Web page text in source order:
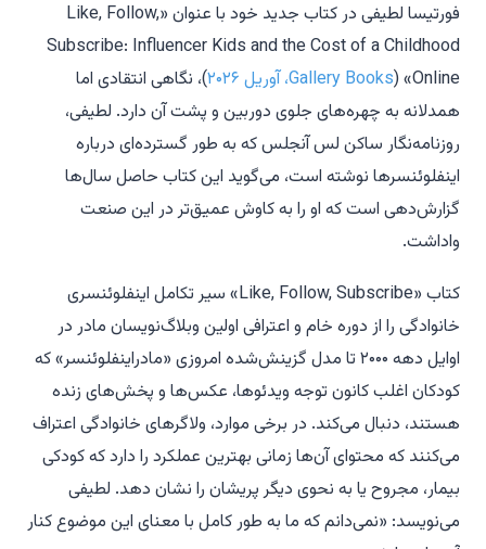
فورتیسا لطیفی در کتاب جدید خود با عنوان «Like, Follow,
Subscribe: Influencer Kids and the Cost of a Childhood
Online» (
Gallery Books، آوریل ۲۰۲۶
)، نگاهی انتقادی اما
همدلانه به چهره‌های جلوی دوربین و پشت آن دارد. لطیفی،
روزنامه‌نگار ساکن لس آنجلس که به طور گسترده‌ای درباره
اینفلوئنسرها نوشته است، می‌گوید این کتاب حاصل سال‌ها
گزارش‌دهی است که او را به کاوش عمیق‌تر در این صنعت
واداشت.
کتاب «Like, Follow, Subscribe» سیر تکامل اینفلوئنسری
خانوادگی را از دوره خام و اعترافی اولین وبلاگ‌نویسان مادر در
اوایل دهه ۲۰۰۰ تا مدل گزینش‌شده امروزی «مادراینفلوئنسر» که
کودکان اغلب کانون توجه ویدئوها، عکس‌ها و پخش‌های زنده
هستند، دنبال می‌کند. در برخی موارد، ولاگرهای خانوادگی اعتراف
می‌کنند که محتوای آن‌ها زمانی بهترین عملکرد را دارد که کودکی
بیمار، مجروح یا به نحوی دیگر پریشان را نشان دهد. لطیفی
می‌نویسد: «نمی‌دانم که ما به طور کامل با معنای این موضوع کنار